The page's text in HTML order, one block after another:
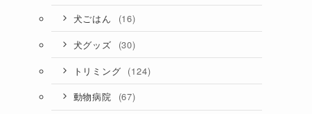
犬ごはん (16)
犬グッズ (30)
トリミング (124)
動物病院 (67)